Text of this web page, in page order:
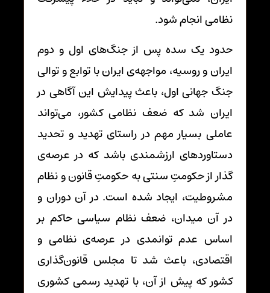
نظامی انجام شود.
حدود یک سده پس از جنگ‌های اول و دوم
ایران و روسیه، مواجهه‌ی ایران با توابع و توالی
جنگ جهانی اول، باعث پیدایش این آگاهی در
ایران شد که ضعف نظامی کشور، می‌تواند
عاملی بسیار مهم در راستای تهدید و تحدید
دستاوردهای ارزشمندی باشد که در عرصه‌ی
گذار از حکومتِ سنتی به حکومتِ قانون و نظام
مشروطیت، ایجاد شده است. در آن دوران و
در آن میدان، ضعف نظام سیاسی حاکم بر
اساس عدم توانمدی در عرصه‌ی نظامی و
اقتصادی، باعث شد تا مجلس قانون‌گذاری
کشور که پیش از آن، با تهدید رسمی کشوری